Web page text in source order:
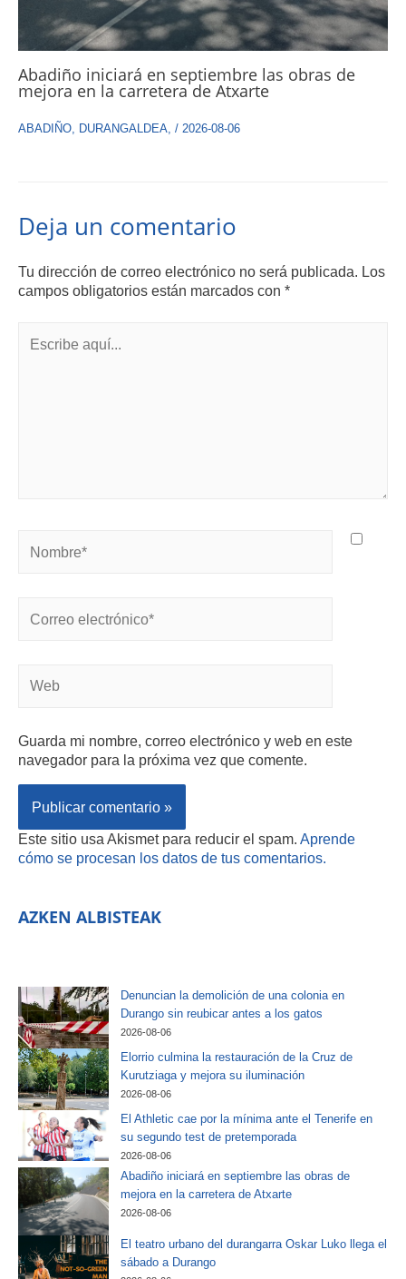
Abadiño iniciará en septiembre las obras de
mejora en la carretera de Atxarte
ABADIÑO DURANGALDEA / 2026-08-06
Deja un comentario
Tu dirección de correo electrónico no será publicada. Los
campos obligatorios están marcados con *
Guarda mi nombre, correo electrónico y web en este
navegador para la próxima vez que comente.
Este sitio usa Akismet para reducir el spam. Aprende
cómo se procesan los datos de tus comentarios.
AZKEN ALBISTEAK
Denuncian la demolición de una colonia en
Durango sin reubicar antes a los gatos
2026-08-06
Elorrio culmina la restauración de la Cruz de
Kurutziaga y mejora su iluminación
2026-08-06
El Athletic cae por la mínima ante el Tenerife en
su segundo test de pretemporada
2026-08-06
Abadiño iniciará en septiembre las obras de
mejora en la carretera de Atxarte
2026-08-06
El teatro urbano del durangarra Oskar Luko llega el
sábado a Durango